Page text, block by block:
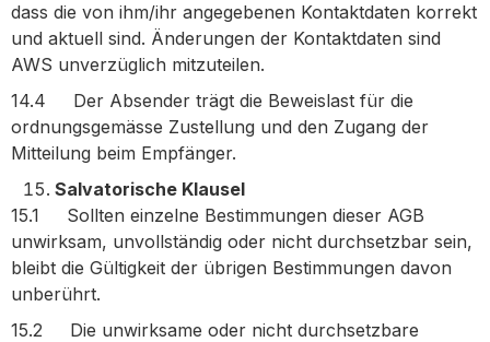
dass die von ihm/ihr angegebenen Kontaktdaten korrekt
und aktuell sind. Änderungen der Kontaktdaten sind
AWS unverzüglich mitzuteilen.
14.4 Der Absender trägt die Beweislast für die
ordnungsgemässe Zustellung und den Zugang der
Mitteilung beim Empfänger.
Salvatorische Klausel
15.1 Sollten einzelne Bestimmungen dieser AGB
unwirksam, unvollständig oder nicht durchsetzbar sein,
bleibt die Gültigkeit der übrigen Bestimmungen davon
unberührt.
15.2 Die unwirksame oder nicht durchsetzbare